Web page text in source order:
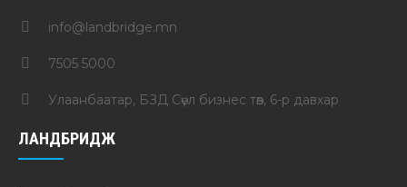
info@landbridge.mn
7505 5000
Улаанбаатар, БЗД Сөүл бизнес төв, 6-р давхар
ЛАНДБРИДЖ